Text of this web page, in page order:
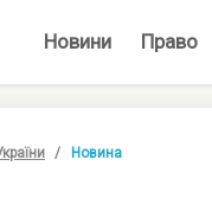
Новини Право
Новина